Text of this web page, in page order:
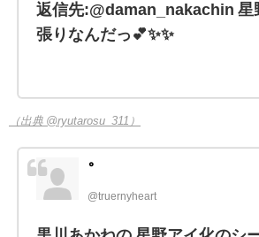
返信先:@daman_nakachin 星
張りなんだっ💕✨️✨️
（出典 @ryutarosu_311）
@truernyheart